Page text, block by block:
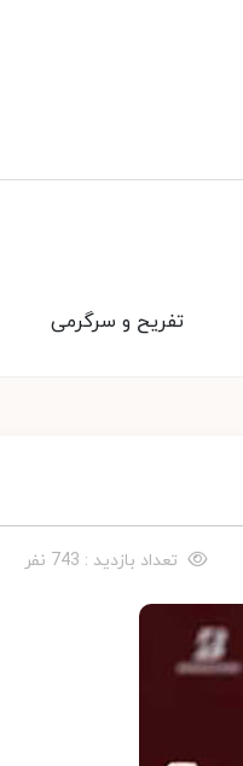
تفریح و سرگرمی
تعداد بازدید : 743 نفر